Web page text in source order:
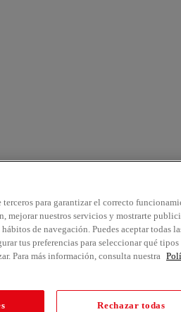
para garantizar el correcto
mejorar nuestros servicios y mostrarte
de navegación. Puedes aceptar todas
tus preferencias para seleccionar qué tipos
Para más información, consulta nuestra
Rechazar todas